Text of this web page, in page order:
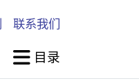
联系我们
目录